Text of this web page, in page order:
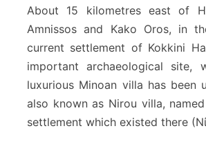
u
n
o
a
n
V
i
About 15 kilometres east of
Amnissos and Kako Oros, in
current settlement of Kokkini
important archaeological site,
luxurious Minoan villa has been
also known as Nirou villa,
settlement which existed there